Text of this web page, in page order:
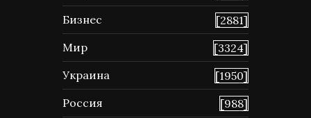
Бизнес
[2881]
Мир
[3324]
Украина
[1950]
Россия
[988]